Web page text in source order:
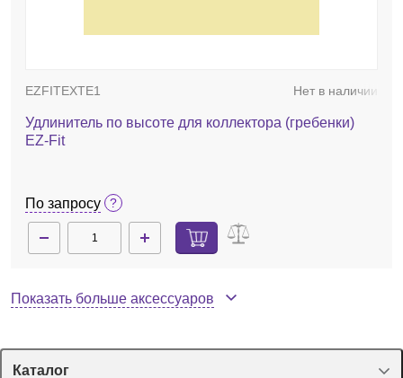
EZFITEXTE1 Нет в наличии
Удлинитель по высоте для коллектора (гребенки)
EZ-Fit
По запросу
Показать больше аксессуаров
Каталог